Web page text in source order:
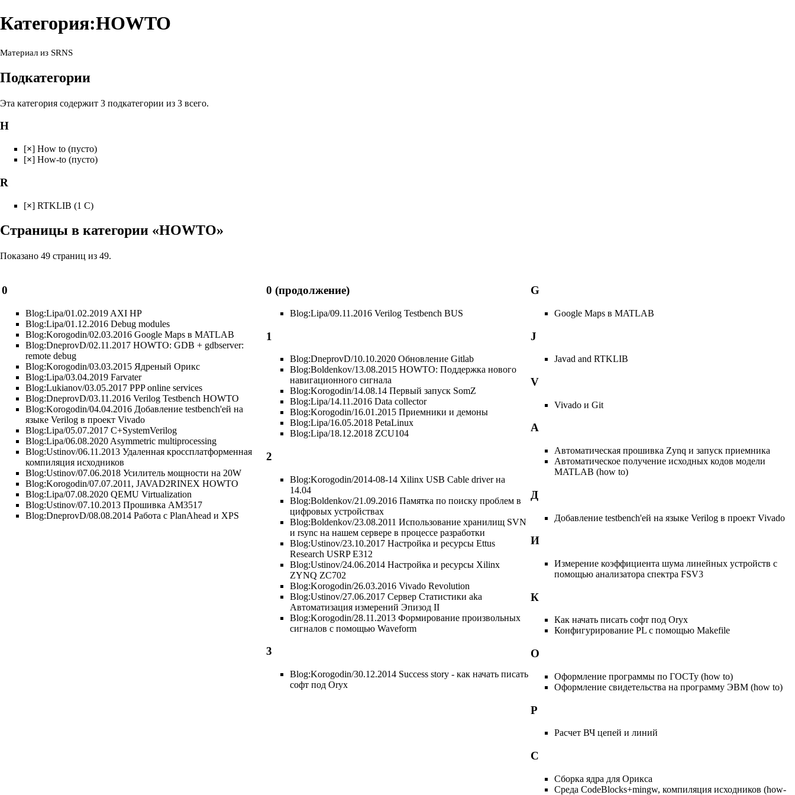
Категория:HOWTO
Материал из SRNS
Подкатегории
Эта категория содержит 3 подкатегории из 3 всего.
H
[×] How to (пусто)
[×] How-to (пусто)
R
[×] RTKLIB (1 С)
Страницы в категории «HOWTO»
Показано 49 страниц из 49.
0
Blog:Lipa/01.02.2019 AXI HP
Blog:Lipa/01.12.2016 Debug modules
Blog:Korogodin/02.03.2016 Google Maps в MATLAB
Blog:DneprovD/02.11.2017 HOWTO: GDB + gdbserver:
remote debug
Blog:Korogodin/03.03.2015 Ядреный Орикс
Blog:Lipa/03.04.2019 Farvater
Blog:Lukianov/03.05.2017 PPP online services
Blog:DneprovD/03.11.2016 Verilog Testbench HOWTO
Blog:Korogodin/04.04.2016 Добавление testbench'ей на
языке Verilog в проект Vivado
Blog:Lipa/05.07.2017 C+SystemVerilog
Blog:Lipa/06.08.2020 Asymmetric multiprocessing
Blog:Ustinov/06.11.2013 Удаленная кроссплатформенная
компиляция исходников
Blog:Ustinov/07.06.2018 Усилитель мощности на 20W
Blog:Korogodin/07.07.2011, JAVAD2RINEX HOWTO
Blog:Lipa/07.08.2020 QEMU Virtualization
Blog:Ustinov/07.10.2013 Прошивка AM3517
Blog:DneprovD/08.08.2014 Работа с PlanAhead и XPS
0 (продолжение)
Blog:Lipa/09.11.2016 Verilog Testbench BUS
1
Blog:DneprovD/10.10.2020 Обновление Gitlab
Blog:Boldenkov/13.08.2015 HOWTO: Поддержка нового
навигационного сигнала
Blog:Korogodin/14.08.14 Первый запуск SomZ
Blog:Lipa/14.11.2016 Data collector
Blog:Korogodin/16.01.2015 Приемники и демоны
Blog:Lipa/16.05.2018 PetaLinux
Blog:Lipa/18.12.2018 ZCU104
2
Blog:Korogodin/2014-08-14 Xilinx USB Cable driver на
14.04
Blog:Boldenkov/21.09.2016 Памятка по поиску проблем в
цифровых устройствах
Blog:Boldenkov/23.08.2011 Использование хранилищ SVN
и rsync на нашем сервере в процессе разработки
Blog:Ustinov/23.10.2017 Настройка и ресурсы Ettus
Research USRP E312
Blog:Ustinov/24.06.2014 Настройка и ресурсы Xilinx
ZYNQ ZC702
Blog:Korogodin/26.03.2016 Vivado Revolution
Blog:Ustinov/27.06.2017 Сервер Статистики aka
Автоматизация измерений Эпизод II
Blog:Korogodin/28.11.2013 Формирование произвольных
сигналов с помощью Waveform
3
Blog:Korogodin/30.12.2014 Success story - как начать писать
софт под Oryx
G
Google Maps в MATLAB
J
Javad and RTKLIB
V
Vivado и Git
А
Автоматическая прошивка Zynq и запуск приемника
Автоматическое получение исходных кодов модели
MATLAB (how to)
Д
Добавление testbench'ей на языке Verilog в проект Vivado
И
Измерение коэффициента шума линейных устройств с
помощью анализатора спектра FSV3
К
Как начать писать софт под Oryx
Конфигурирование PL с помощью Makefile
О
Оформление программы по ГОСТу (how to)
Оформление свидетельства на программу ЭВМ (how to)
Р
Расчет ВЧ цепей и линий
С
Сборка ядра для Орикса
Среда CodeBlocks+mingw, компиляция исходников (how-